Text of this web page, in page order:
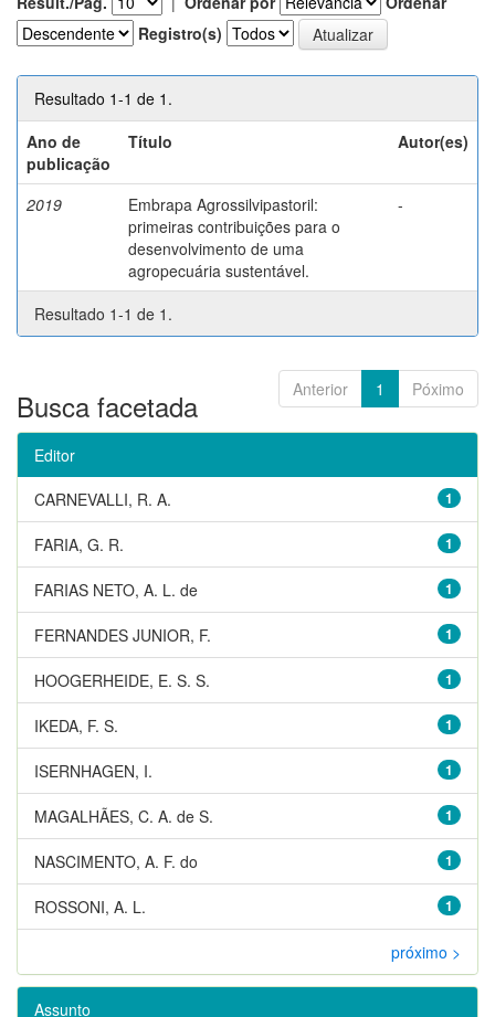
Registro(s)
Resultado 1-1 de 1.
Ano de
publicação
Título Autor(es)
2019
Embrapa Agrossilvipastoril:
primeiras contribuições para o
desenvolvimento de uma
agropecuária sustentável.
-
Resultado 1-1 de 1.
Anterior 1 Póximo
Busca facetada
Editor
1
CARNEVALLI, R. A.
1
FARIA, G. R.
1
FARIAS NETO, A. L. de
1
FERNANDES JUNIOR, F.
1
HOOGERHEIDE, E. S. S.
1
IKEDA, F. S.
1
ISERNHAGEN, I.
1
MAGALHÃES, C. A. de S.
1
NASCIMENTO, A. F. do
1
ROSSONI, A. L.
próximo >
Assunto